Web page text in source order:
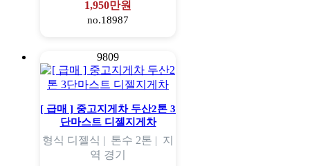
1,950만원
no.18987
9809
[ 급매 ] 중고지게차 두산2톤 3
단마스트 디젤지게차
형식 디젤식 | 톤수 2톤 | 지
역 경기